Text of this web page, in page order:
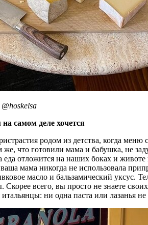
самом деле хочется
родом из детства, когда меню
же, что готовили мама и бабушка, не
еда отложится на наших боках и
мама никогда не использовала
масло и бальзамический уксус.
Скорее всего, вы просто не знаете
ни одна паста или лазанья